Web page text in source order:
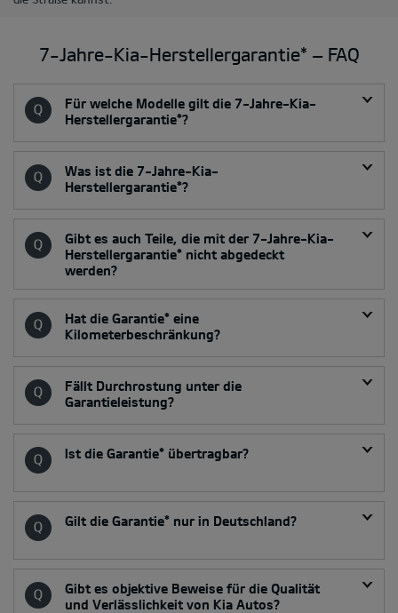
7-Jahre-Kia-Herstellergarantie* ‒ FAQ
Für welche Modelle gilt die 7-Jahre-Kia-
Herstellergarantie*?
Was ist die 7-Jahre-Kia-
Herstellergarantie*?
Gibt es auch Teile, die mit der 7-Jahre-Kia-
Herstellergarantie* nicht abgedeckt
werden?
Hat die Garantie* eine
Kilometerbeschränkung?
Fällt Durchrostung unter die
Garantieleistung?
Ist die Garantie* übertragbar?
Gilt die Garantie* nur in Deutschland?
Gibt es objektive Beweise für die Qualität
und Verlässlichkeit von Kia Autos?